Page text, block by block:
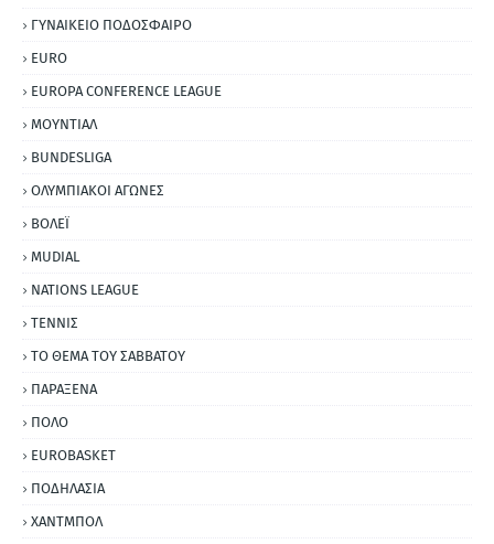
ΓΥΝΑΙΚΕΙΟ ΠΟΔΟΣΦΑΙΡΟ
EURO
EUROPA CONFERENCE LEAGUE
ΜΟΥΝΤΙΑΛ
BUNDESLIGA
ΟΛΥΜΠΙΑΚΟΙ ΑΓΩΝΕΣ
ΒΟΛΕΪ
MUDIAL
NATIONS LEAGUE
ΤΕΝΝΙΣ
ΤΟ ΘΕΜΑ ΤΟΥ ΣΑΒΒΑΤΟΥ
ΠΑΡΑΞΕΝΑ
ΠΟΛΟ
EUROBASKET
ΠΟΔΗΛΑΣΙΑ
ΧΑΝΤΜΠΟΛ